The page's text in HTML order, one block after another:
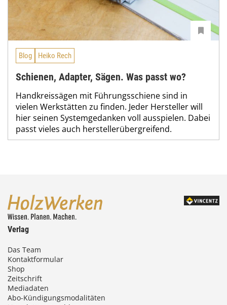
Blog Heiko Rech
Schienen, Adapter, Sägen. Was passt wo?
Handkreissägen mit Führungsschiene sind in
vielen Werkstätten zu finden. Jeder Hersteller will
hier seinen Systemgedanken voll ausspielen. Dabei
passt vieles auch herstellerübergreifend.
Verlag
Das Team
Kontaktformular
Shop
Zeitschrift
Mediadaten
Abo-Kündigungsmodalitäten